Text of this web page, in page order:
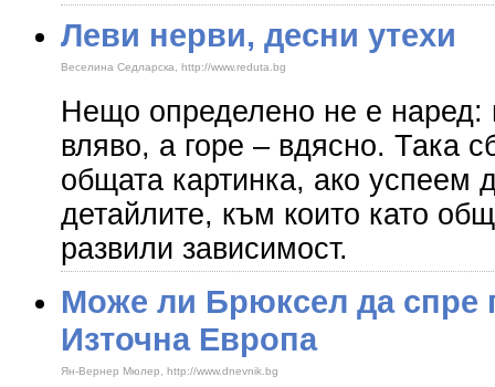
Леви нерви, десни утехи
Веселина Седларска, http://www.reduta.bg
Нещо определено не е наред:
вляво, а горе – вдясно. Така
общата картинка, ако успеем
детайлите, към които като
развили зависимост.
Може ли Брюксел да спре
Източна Европа
Ян-Вернер Мюлер, http://www.dnevnik.bg